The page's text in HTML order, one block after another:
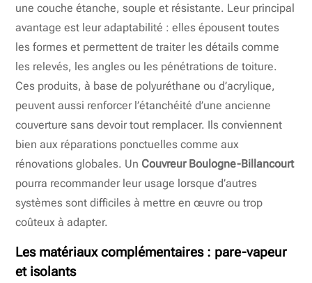
une couche étanche, souple et résistante. Leur principal
avantage est leur adaptabilité : elles épousent toutes
les formes et permettent de traiter les détails comme
les relevés, les angles ou les pénétrations de toiture.
Ces produits, à base de polyuréthane ou d’acrylique,
peuvent aussi renforcer l’étanchéité d’une ancienne
couverture sans devoir tout remplacer. Ils conviennent
bien aux réparations ponctuelles comme aux
rénovations globales. Un Couvreur Boulogne-Billancourt
pourra recommander leur usage lorsque d’autres
systèmes sont difficiles à mettre en œuvre ou trop
coûteux à adapter.
Les matériaux complémentaires : pare-vapeur
et isolants